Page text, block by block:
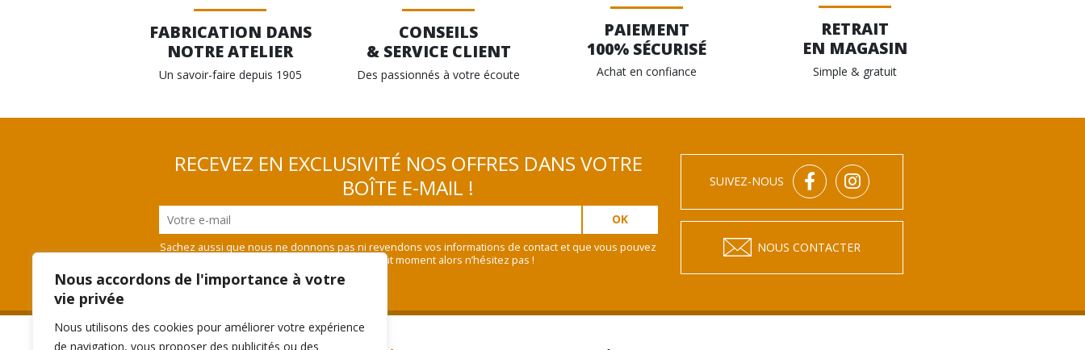
Nous accordons de l'importance à votre
vie privée
Nous utilisons des cookies pour améliorer votre expérience
de navigation, vous proposer des publicités ou des
FABRICATION DANS
NOTRE ATELIER
Un savoir-faire depuis 1905
CONSEILS
& SERVICE CLIENT
Des passionnés à votre écoute
PAIEMENT
100% SÉCURISÉ
Achat en confiance
RETRAIT
EN MAGASIN
Simple & gratuit
RECEVEZ EN EXCLUSIVITÉ NOS OFFRES DANS VOTRE
BOÎTE E-MAIL !
Sachez aussi que nous ne donnons pas ni revendons vos informations de contact et que vous pouvez
vous désinscrire à tout moment alors n’hésitez pas !
SUIVEZ-NOUS
NOUS CONTACTER